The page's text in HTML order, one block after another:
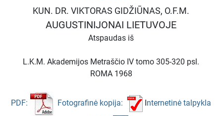
KUN. DR. VIKTORAS GIDŽIŪNAS, O.F.M.
AUGUSTINIJONAI LIETUVOJE
Atspaudas iš
L.K.M. Akademijos Metraščio IV tomo 305-320 psl.
ROMA 1968
PDF: Fotografinė kopija: Internetinė talpykla